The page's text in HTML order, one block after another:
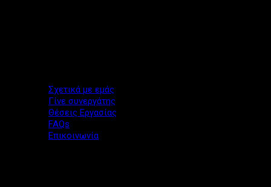
Σχετικά με εμάς
Γίνε συνεργάτης
Θέσεις Εργασίας
FAQs
Επικοινωνία